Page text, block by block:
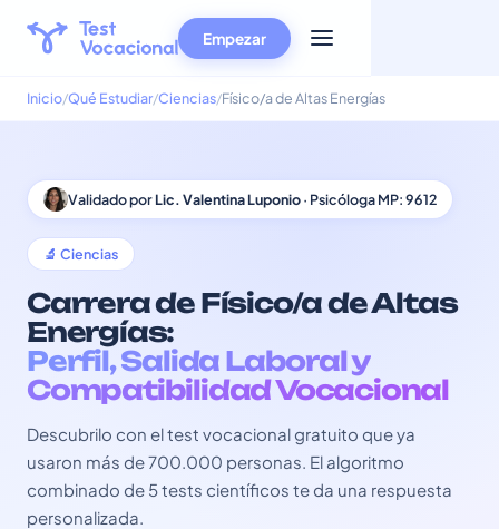
Empezar
Inicio Qué Estudiar Ciencias Físico/a de Altas Energías
Validado porLic. Valentina Luponio· Psicóloga MP: 9612
🔬 Ciencias
Carrera de Físico/a de Altas
Energías:
Perfil, Salida Laboral y
Compatibilidad Vocacional
Descubrilo con el test vocacional gratuito que ya
usaron más de 700.000 personas. El algoritmo
combinado de 5 tests científicos te da una respuesta
personalizada.